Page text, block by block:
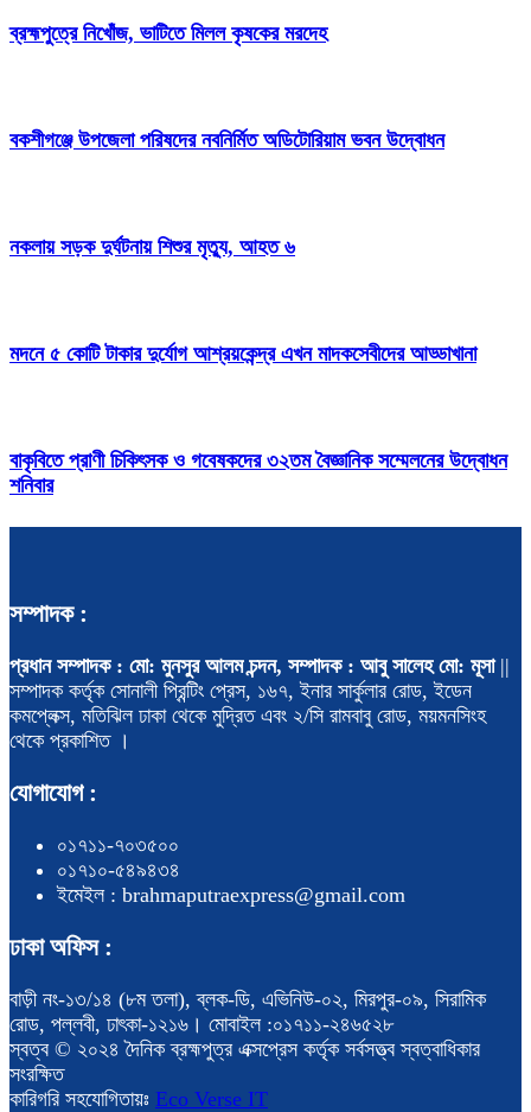
ব্রহ্মপুত্রে নিখোঁজ, ভাটিতে মিলল কৃষকের মরদেহ
বকশীগঞ্জে উপজেলা পরিষদের নবনির্মিত অডিটোরিয়াম ভবন উদ্বোধন
নকলায় সড়ক দুর্ঘটনায় শিশুর মৃত্যু, আহত ৬
মদনে ৫ কোটি টাকার দুর্যোগ আশ্রয়কেন্দ্র এখন মাদকসেবীদের আড্ডাখানা
বাকৃবিতে প্রাণী চিকিৎসক ও গবেষকদের ৩২তম বৈজ্ঞানিক সম্মেলনের উদ্বোধন
শনিবার
সম্পাদক :
প্রধান সম্পাদক : মো: মুনসুর আলম চন্দন, সম্পাদক : আবু সালেহ মো: মূসা||
সম্পাদক কর্তৃক সোনালী প্রিন্টিং প্রেস, ১৬৭, ইনার সার্কুলার রোড, ইডেন
কমপ্লেক্স, মতিঝিল ঢাকা থেকে মুদ্রিত এবং ২/সি রামবাবু রোড, ময়মনসিংহ
থেকে প্রকাশিত ।
যোগাযোগ :
০১৭১১-৭০৩৫০০
০১৭১০-৫৪৯৪৩৪
ইমেইল : brahmaputraexpress@gmail.com
ঢাকা অফিস :
বাড়ী নং-১৩/১৪ (৮ম তলা), ব্লক-ডি, এভিনিউ-০২, মিরপুর-০৯, সিরামিক
রোড, পল্লবী, ঢাৎকা-১২১৬। মোবাইল :০১৭১১-২৪৬৫২৮
স্বত্ব © ২০২৪ দৈনিক ব্রহ্মপুত্র এক্সপ্রেস কর্তৃক সর্বসত্ত্ব স্বত্বাধিকার
সংরক্ষিত
কারিগরি সহযোগিতায়ঃ Eco Verse IT